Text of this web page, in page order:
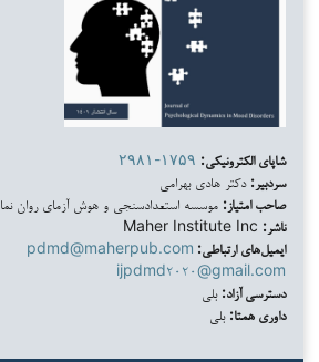
شاپای الکترونیکی: ۲۹۸۱-۱۷۵۹
سردبیر: دکتر هادی بهرامی
صاحب امتیاز: موسسه استعدادسنجی و هوش آزمای روان نما
ناشر:
ایمیل‌های ارتباطی: pdmd@maherpub.com
ijpdmd۲۰۲۰@gmail.com
دسترسی آزاد: بلی
داوری همتا: بلی